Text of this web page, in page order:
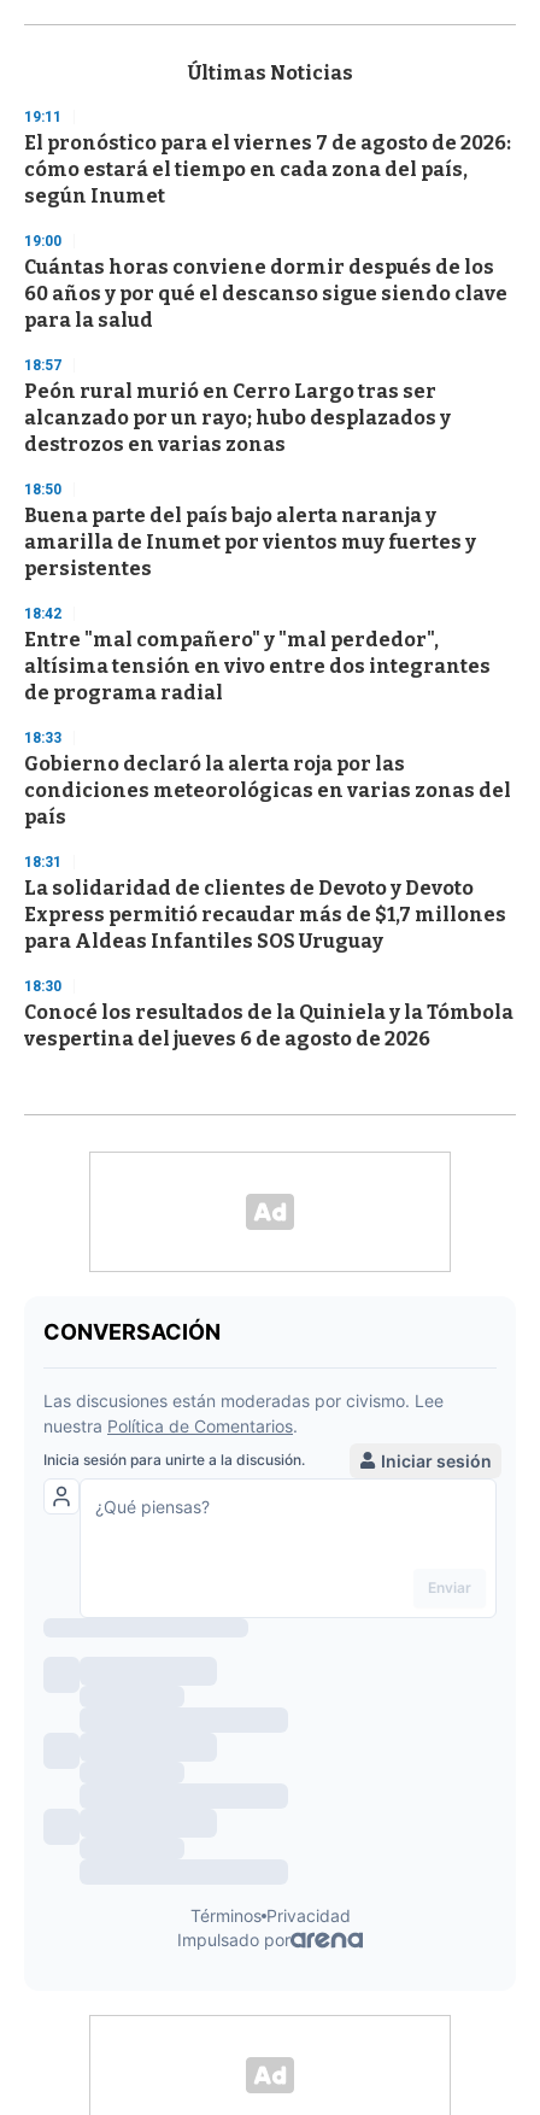
s
d
s
o
f
3
s
e
c
o
n
d
Últimas Noticias
19:11
El pronóstico para el viernes 7 de agosto de 2026:
cómo estará el tiempo en cada zona del país,
según Inumet
19:00
Cuántas horas conviene dormir después de los
60 años y por qué el descanso sigue siendo clave
para la salud
18:57
Peón rural murió en Cerro Largo tras ser
alcanzado por un rayo; hubo desplazados y
destrozos en varias zonas
18:50
Buena parte del país bajo alerta naranja y
amarilla de Inumet por vientos muy fuertes y
persistentes
18:42
Entre "mal compañero" y "mal perdedor",
altísima tensión en vivo entre dos integrantes
de programa radial
18:33
Gobierno declaró la alerta roja por las
condiciones meteorológicas en varias zonas del
país
18:31
La solidaridad de clientes de Devoto y Devoto
Express permitió recaudar más de $1,7 millones
para Aldeas Infantiles SOS Uruguay
18:30
Conocé los resultados de la Quiniela y la Tómbola
vespertina del jueves 6 de agosto de 2026